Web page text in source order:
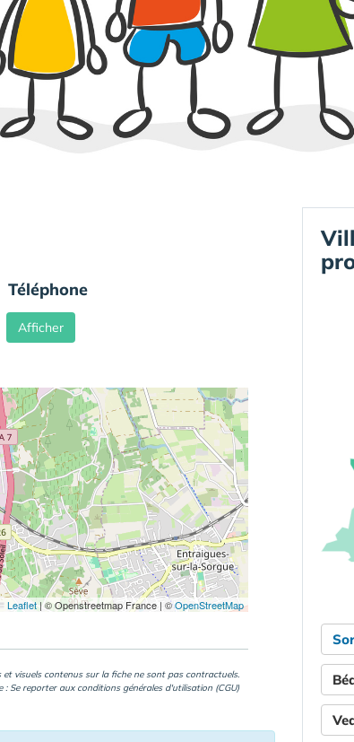
Téléphone
Afficher
Leaflet|© Openstreetmap France | ©OpenStreetMap
et visuels contenus sur la fiche ne sont pas contractuels.
: Se reporter aux conditions générales d'utilisation (CGU)